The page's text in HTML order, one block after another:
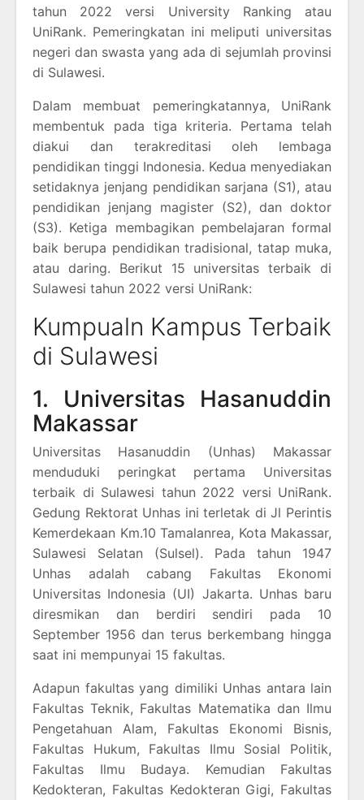
tahun 2022 versi University Ranking atau
UniRank. Pemeringkatan ini meliputi universitas
negeri dan swasta yang ada di sejumlah provinsi
di Sulawesi.
Dalam membuat pemeringkatannya, UniRank
membentuk pada tiga kriteria. Pertama telah
diakui dan terakreditasi oleh lembaga
pendidikan tinggi Indonesia. Kedua menyediakan
setidaknya jenjang pendidikan sarjana (S1), atau
pendidikan jenjang magister (S2), dan doktor
(S3). Ketiga membagikan pembelajaran formal
baik berupa pendidikan tradisional, tatap muka,
atau daring. Berikut 15 universitas terbaik di
Sulawesi tahun 2022 versi UniRank:
Kumpualn Kampus Terbaik
di Sulawesi
1. Universitas Hasanuddin
Makassar
Universitas Hasanuddin (Unhas) Makassar
menduduki peringkat pertama Universitas
terbaik di Sulawesi tahun 2022 versi UniRank.
Gedung Rektorat Unhas ini terletak di Jl Perintis
Kemerdekaan Km.10 Tamalanrea, Kota Makassar,
Sulawesi Selatan (Sulsel). Pada tahun 1947
Unhas adalah cabang Fakultas Ekonomi
Universitas Indonesia (UI) Jakarta. Unhas baru
diresmikan dan berdiri sendiri pada 10
September 1956 dan terus berkembang hingga
saat ini mempunyai 15 fakultas.
Adapun fakultas yang dimiliki Unhas antara lain
Fakultas Teknik, Fakultas Matematika dan Ilmu
Pengetahuan Alam, Fakultas Ekonomi Bisnis,
Fakultas Hukum, Fakultas Ilmu Sosial Politik,
Fakultas Ilmu Budaya. Kemudian Fakultas
Kedokteran, Fakultas Kedokteran Gigi, Fakultas